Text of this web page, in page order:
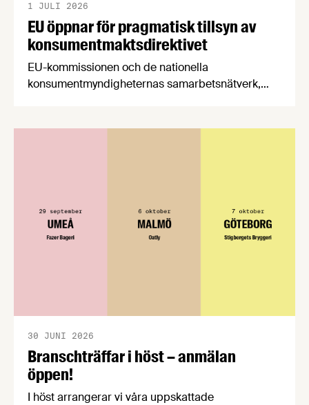
EU öppnar för pragmatisk tillsyn av
konsumentmaktsdirektivet
1 JULI 2026
EU-kommissionen och de nationella
konsumentmyndigheternas samarbetsnätverk,
konsumentmaktsdirektivet. Livsmedelsföretagen
Branschträffar i höst – anmälan
öppen!
30 JUNI 2026
I höst arrangerar vi våra uppskattade